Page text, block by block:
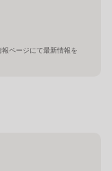
ページにて最新情報を